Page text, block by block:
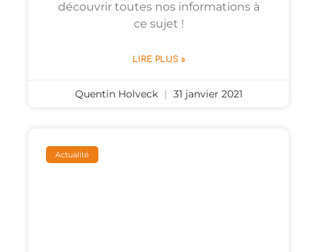
découvrir toutes nos informations à
ce sujet !
LIRE PLUS »
Quentin Holveck 31 janvier 2021
Actualité